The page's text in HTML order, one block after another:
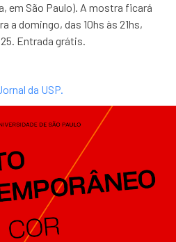
em São Paulo). A mostra ficará
a domingo, das 10hs às 21hs,
Entrada grátis.
da USP.